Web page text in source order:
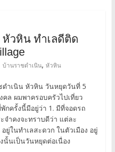
วหิน ทำเลดีติด
บ้านราชดำเนิน, หัวหิน
ำเนิน หัวหิน วันหยุดวันที่ 5
ล ผมพาครอบครัวไปเที่ยว
กครั้งนี้มีอยู่ว่า 1. มีที่จอดรถ
จำคงจะทราบดีว่า แต่ละ
ยู่ในทำเลสะดวก ในตัวเมือง อยู่
นั้นเป็นวันหยุดต่อเนื่อง